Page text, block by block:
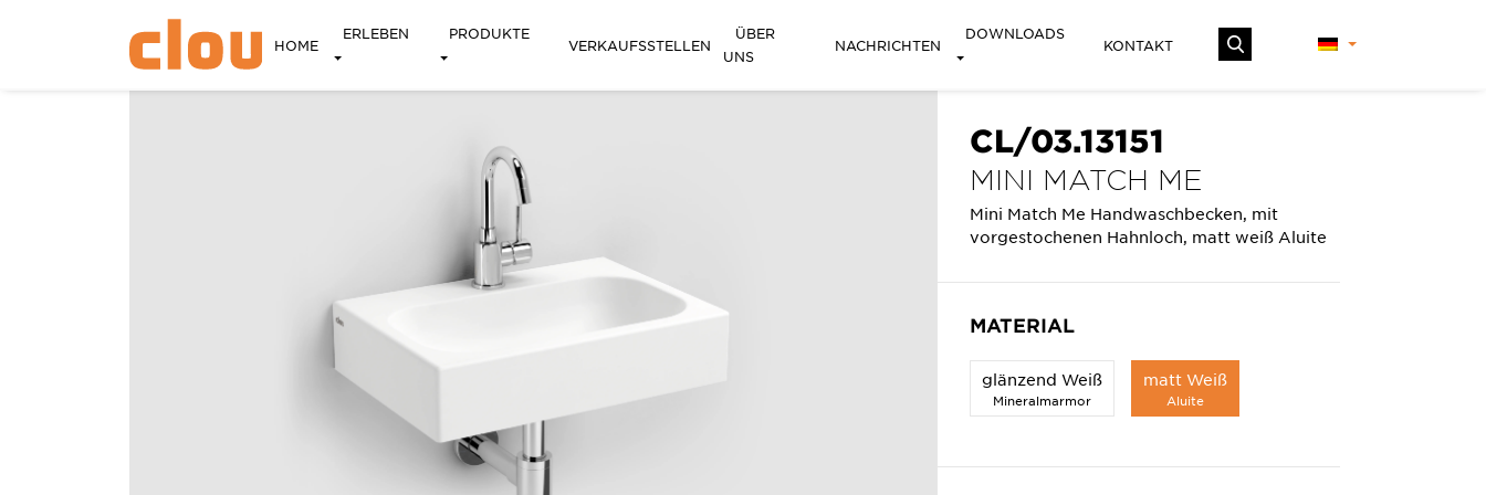
HOME
ERLEBEN PRODUKTE
VERKAUFSSTELLEN
ÜBER
UNS
NACHRICHTEN
DOWNLOADS
KONTAKT
CL/03.13151
MINI MATCH ME
Mini Match Me Handwaschbecken, mit
vorgestochenen Hahnloch, matt weiß Aluite
MATERIAL
glänzend Weiß
Mineralmarmor
matt Weiß
Aluite